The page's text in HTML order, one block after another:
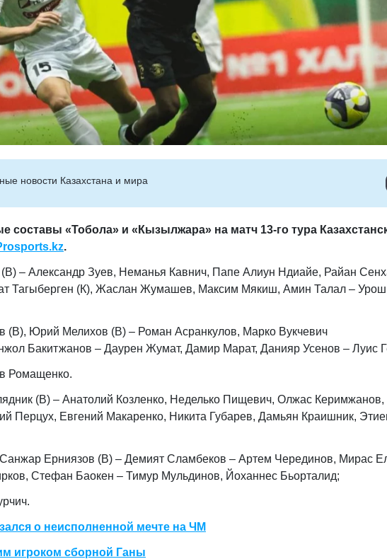
новости Казахстана и мира
составы «Тобола» и «Кызылжара» на матч 13-го тура
.
– Александр Зуев, ​Неманья Кавнич, Папе Алиун Ндиайе, Райан
Тагыберген (К), Жаслан Жумашев, Максим Мякиш, ​​Амин Талал – Урош
(В), Юрий Мелихов (В) – Роман Асранкулов, Марко Вукчевич​
Бакитжанов – Даурен Жумат, Дамир Марат, Данияр Усенов – Луис
Ромащенко.
(В) – Анатолий Козленко, Неделько Пищевич​, Олжас Керимжанов,
Перцух, Евгений Макаренко, ​Никита Губарев, Дамьян Краишник,
Ерниязов (В) – Демият Сламбеков – Артем Черединов​, Мирас
Стефан Баокен​ – Тимур Мульдинов, Йоханнес Бьорталид;
о неисполненной мечте на ЧМ
игроком сборной Ганы